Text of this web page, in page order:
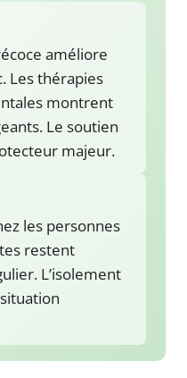
améliore
Les thérapies
montrent
Le soutien
majeur.
les personnes
restent
L’isolement